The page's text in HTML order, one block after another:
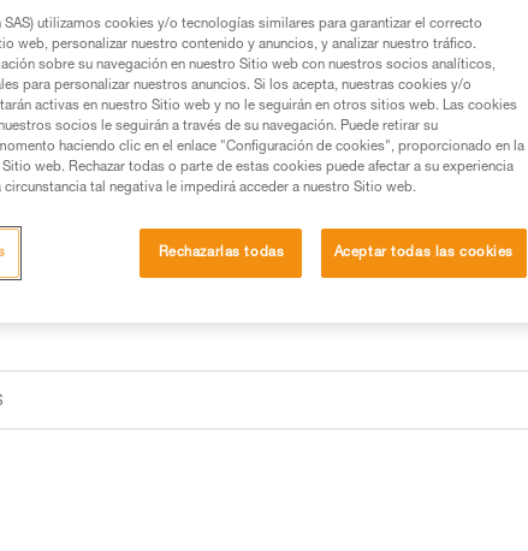
Buscar un punto de venta
utilizamos cookies y/o tecnologías similares para garantizar el correcto
web, personalizar nuestro contenido y anuncios, y analizar nuestro tráfico.
sobre su navegación en nuestro Sitio web con nuestros socios analíticos,
para personalizar nuestros anuncios. Si los acepta, nuestras cookies y/o
activas en nuestro Sitio web y no le seguirán en otros sitios web. Las cookies
socios le seguirán a través de su navegación. Puede retirar su
haciendo clic en el enlace "Configuración de cookies", proporcionado en la
web. Rechazar todas o parte de estas cookies puede afectar a su experiencia
circunstancia tal negativa le impedirá acceder a nuestro Sitio web.
Rechazarlas todas Aceptar todas las cookies